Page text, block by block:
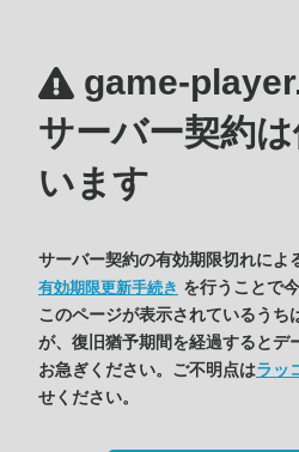
game-
サーバー契約
います
サーバー契約の有効期限切れによ
有効期限更新手続き を行うことで
このページが表示されているうち
が、復旧猶予期間を経過するとデ
お急ぎください。ご不明点はラッ
せください。